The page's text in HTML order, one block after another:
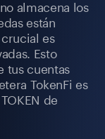
almacena los
están
es
Esto
tus cuentas
TokenFi es
de